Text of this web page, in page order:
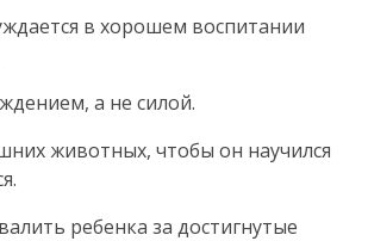
в хорошем воспитании
а не силой.
животных, чтобы он научился
ребенка за достигнутые